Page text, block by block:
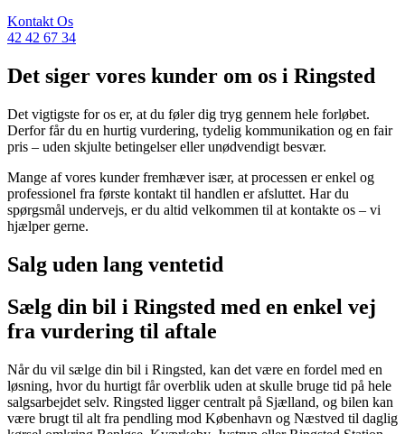
Kontakt Os
42 42 67 34
Det siger vores kunder om os i Ringsted
Det vigtigste for os er, at du føler dig tryg gennem hele forløbet.
Derfor får du en hurtig vurdering, tydelig kommunikation og en fair
pris – uden skjulte betingelser eller unødvendigt besvær.
Mange af vores kunder fremhæver især, at processen er enkel og
professionel fra første kontakt til handlen er afsluttet. Har du
spørgsmål undervejs, er du altid velkommen til at kontakte os – vi
hjælper gerne.
Salg uden lang ventetid
Sælg din bil i Ringsted med en enkel vej
fra vurdering til aftale
Når du vil sælge din bil i Ringsted, kan det være en fordel med en
løsning, hvor du hurtigt får overblik uden at skulle bruge tid på hele
salgsarbejdet selv. Ringsted ligger centralt på Sjælland, og bilen kan
være brugt til alt fra pendling mod København og Næstved til daglig